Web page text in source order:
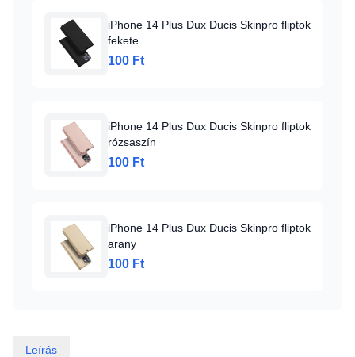
iPhone 14 Plus Dux Ducis Skinpro fliptok
fekete
100 Ft
iPhone 14 Plus Dux Ducis Skinpro fliptok
rózsaszín
100 Ft
iPhone 14 Plus Dux Ducis Skinpro fliptok
arany
100 Ft
Leírás